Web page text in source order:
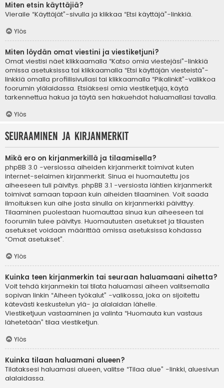
Miten etsin käyttäjiä?
Vieraile “Käyttäjät”-sivulla ja klikkaa “Etsi käyttäjä”-linkkiä.
Ylös
Miten löydän omat viestini ja viestiketjuni?
Omat viestisi näet klikkaamalla “Katso omia viestejäsi”-linkkiä
omissa asetuksissa tai klikkaamalla “Etsi käyttäjän viesteistä”-
linkkiä omalla profiilisivullasi tai klikkaamalla “Pikalinkit”-valikkoa
foorumin ylälaidassa. Etsiäksesi omia viestiketjuja, käytä
tarkennettua hakua ja täytä sen hakuehdot haluamallasi tavalla.
Ylös
Seuraaminen ja kirjanmerkit
Mikä ero on kirjanmerkillä ja tilaamisella?
phpBB 3.0 -versiossa aiheiden kirjanmerkit toimivat kuten
internet-selaimen kirjanmerkit. Sinua ei huomautettu jos
aiheeseen tuli päivitys. phpBB 3.1 -versiosta lähtien kirjanmerkit
toimivat samaan tapaan kuin aiheiden tilaaminen. Voit saada
ilmoituksen kun aihe josta sinulla on kirjanmerkki päivittyy.
Tilaaminen puolestaan huomauttaa sinua kun aiheeseen tai
foorumiin tulee päivitys. Huomautusten asetukset ja tilausten
asetukset voidaan määrittää omissa asetuksissa kohdassa
“Omat asetukset”.
Ylös
Kuinka teen kirjanmerkin tai seuraan haluamaani aihetta?
Voit tehdä kirjanmekin tai tilata haluamasi aiheen valitsemalla
sopivan linkin “Aiheen työkalut” -valikossa, joka on sijoitettu
kätevästi keskustelun ylä- ja alalaidan lähelle.
Viestiketjuun vastaaminen ja valinta “Huomauta kun vastaus
lähetetään” tilaa viestiketjun.
Ylös
Kuinka tilaan haluamani alueen?
Tilataksesi haluamasi alueen, valitse “Tilaa alue” -linkki, aluesivun
alalaidassa.